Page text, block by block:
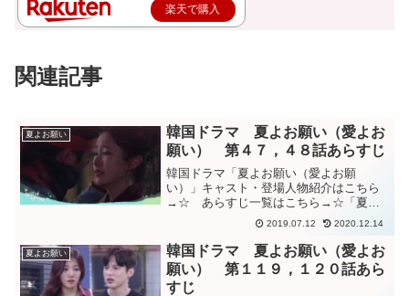
楽天で購入
関連記事
夏よお願い
韓国ドラマ 夏よお願い（愛よお
願い） 第４７，４８話あらすじ
韓国ドラマ「夏よお願い（愛よお願
い）」キャスト・登場人物紹介はこちら
→☆ あらすじ一覧はこちら→☆「夏よ
お願い（愛よお願い）」４７，４８話あ
らすじ誕生日、ヨルムからバースデーカ
ードを貰って感動するグミ。自身の誕生
日をすっかり忘れていたグミだ...
2019.07.12 2020.12.14
夏よお願い
韓国ドラマ 夏よお願い（愛よお
願い） 第１１９，１２０話あら
すじ